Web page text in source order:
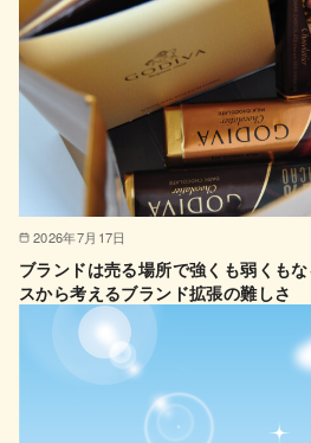
2026年7月17日
ブランドは売る場所で強くも弱くも
スから考えるブランド拡張の難しさ